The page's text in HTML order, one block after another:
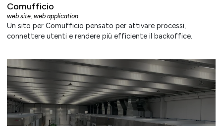
Comufficio
web site, web application
Un sito per Comufficio pensato per attivare processi,
connettere utenti e rendere più efficiente il backoffice.